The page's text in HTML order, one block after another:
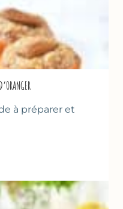
à préparer et